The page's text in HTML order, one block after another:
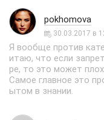
pokhomova
30.03.2017 в
Я вообще против
итаю, что если
ре, то это может
Самое главное это
ытом в знании.